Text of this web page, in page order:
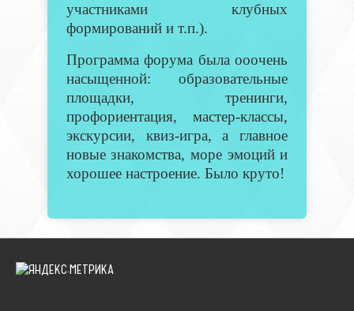
участниками клубных
формирований и т.п.).
Программа форума была ооочень
насыщенной: образовательные
площадки, тренинги,
профориентация, мастер-классы,
экскурсии, квиз-игра, а главное
новые знакомства, море эмоций и
хорошее настроение. Было круто!